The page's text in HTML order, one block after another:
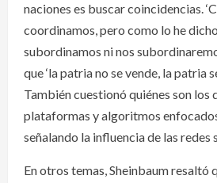
naciones es buscar coincidencias.
coordinamos, pero como lo he
subordinamos ni nos
que ‘la patria no se vende, la patria
También cuestionó quiénes son los
plataformas y algoritmos
señalando la influencia de las redes
En otros temas, Sheinbaum resaltó